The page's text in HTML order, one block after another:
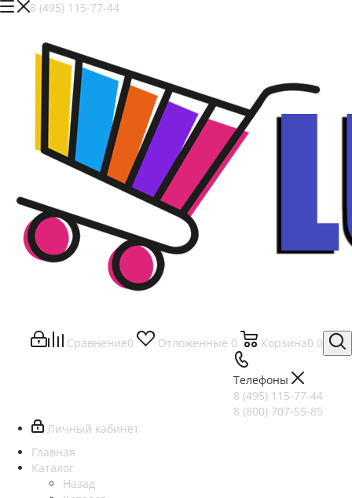
Сравнение0 Отложенные 0 Корзина0 0
Телефоны
8 (495) 115-77-44
8 (800) 707-55-85
8 (495) 115-77-44
Личный кабинет
Главная
Каталог
Назад